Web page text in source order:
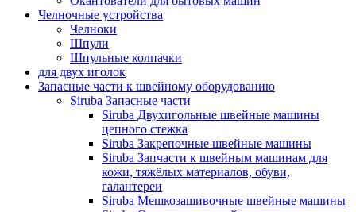
Челночные устройства
Челноки
Шпули
Шпульные колпачки
для двух иголок
Запасные части к швейному оборудованию
Siruba Запасные части
Siruba Двухигольные швейные машины
цепного стежка
Siruba Закрепочные швейные машины
Siruba Запчасти к швейным машинам для
кожи, тяжёлых материалов, обуви,
галантереи
Siruba Мешкозашивочные швейные машины